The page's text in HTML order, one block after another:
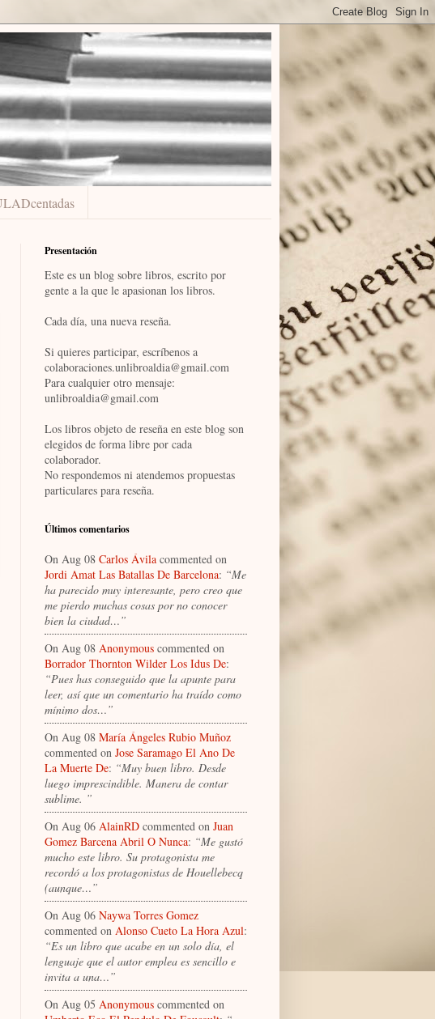
Presentación
Este es un blog sobre libros, escrito por
gente a la que le apasionan los libros.
Cada día, una nueva reseña.
Si quieres participar, escríbenos a
colaboraciones.unlibroaldia@gmail.com
Para cualquier otro mensaje:
unlibroaldia@gmail.com
Los libros objeto de reseña en este blog son
elegidos de forma libre por cada
colaborador.
No respondemos ni atendemos propuestas
particulares para reseña.
Últimos comentarios
On Aug 08 Carlos Ávila commented on
Jordi Amat Las Batallas De Barcelona: “Me
ha parecido muy interesante, pero creo que
me pierdo muchas cosas por no conocer
bien la ciudad…”
On Aug 08 Anonymous commented on
Borrador Thornton Wilder Los Idus De:
“Pues has conseguido que la apunte para
leer, así que un comentario ha traído como
mínimo dos…”
On Aug 08 María Ángeles Rubio Muñoz
commented on Jose Saramago El Ano De
La Muerte De: “Muy buen libro. Desde
luego imprescindible. Manera de contar
sublime. ”
On Aug 06 AlainRD commented on Juan
Gomez Barcena Abril O Nunca: “Me gustó
mucho este libro. Su protagonista me
recordó a los protagonistas de Houellebecq
(aunque…”
On Aug 06 Naywa Torres Gomez
commented on Alonso Cueto La Hora Azul:
“Es un libro que acabe en un solo día, el
lenguaje que el autor emplea es sencillo e
invita a una…”
On Aug 05 Anonymous commented on